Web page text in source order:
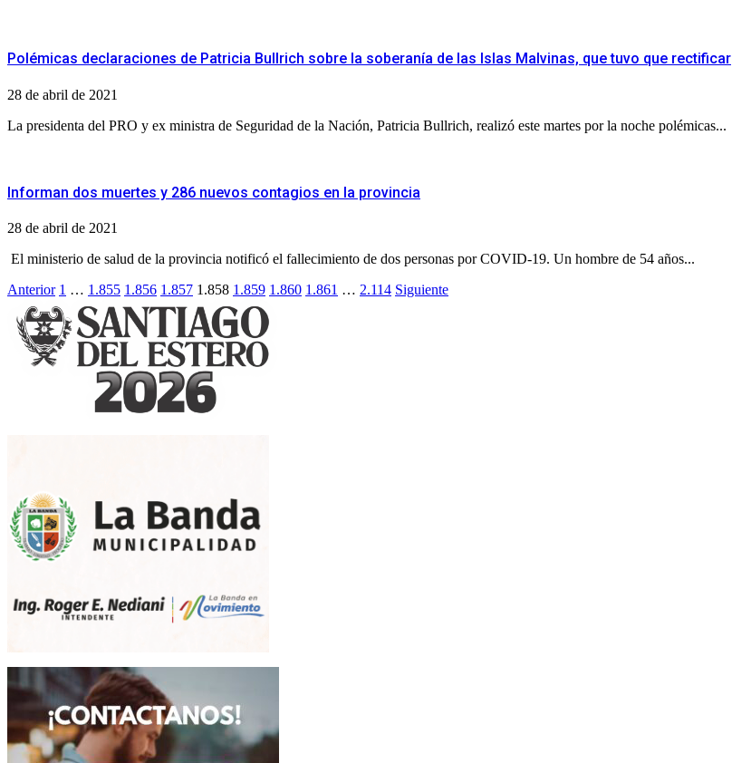
Polémicas declaraciones de Patricia Bullrich sobre la soberanía de las Islas Malvinas, que tuvo que rectificar
28 de abril de 2021
La presidenta del PRO y ex ministra de Seguridad de la Nación, Patricia Bullrich, realizó este martes por la noche polémicas...
Informan dos muertes y 286 nuevos contagios en la provincia
28 de abril de 2021
El ministerio de salud de la provincia notificó el fallecimiento de dos personas por COVID-19. Un hombre de 54 años...
Paginación
de
entradas
Anterior 1 … 1.855 1.856 1.857 1.858 1.859 1.860 1.861 … 2.114 Siguiente